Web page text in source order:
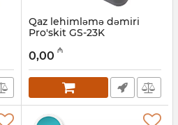
Qaz lehimləmə dəmiri
Pro'skit GS-23K
027001068
0,00 ₼